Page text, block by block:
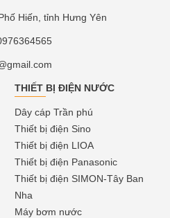
Hiến, tỉnh Hưng Yên
THIẾT BỊ ĐIỆN NƯỚC
Dây cáp Trần phú
Thiết bị điện Sino
Thiết bị điện LIOA
Thiết bị điện Panasonic
Thiết bị điện SIMON-Tây Ban
Nha
Máy bơm nước